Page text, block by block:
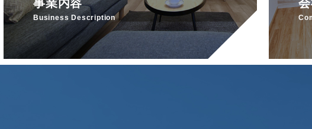
事業内容
Business Description